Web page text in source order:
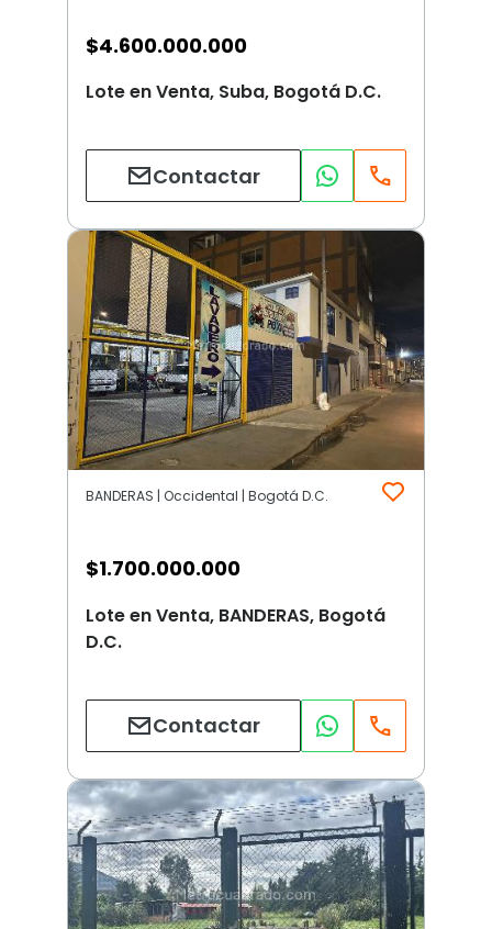
$4.600.000.000
Lote en Venta, Suba, Bogotá D.C.
Contactar
BANDERAS | Occidental | Bogotá D.C.
$1.700.000.000
Lote en Venta, BANDERAS, Bogotá
D.C.
Contactar